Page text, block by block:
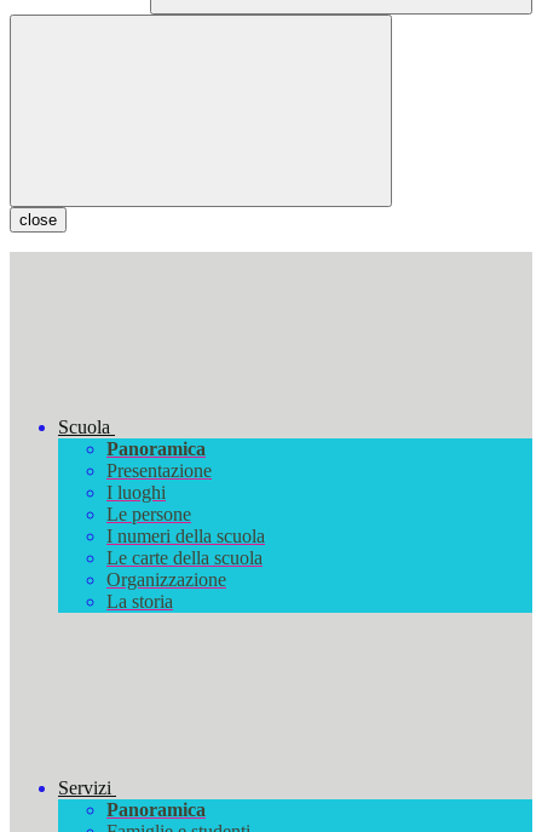
close
Scuola
Panoramica
Presentazione
I luoghi
Le persone
I numeri della scuola
Le carte della scuola
Organizzazione
La storia
Servizi
Panoramica